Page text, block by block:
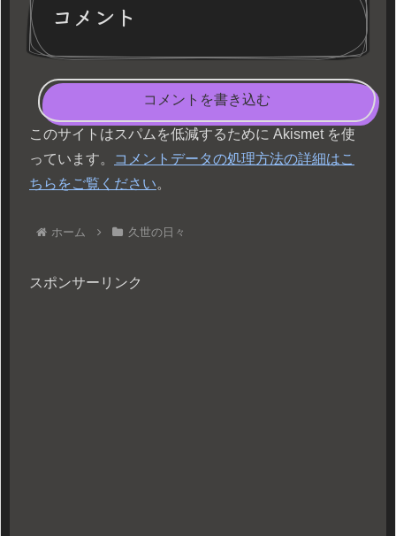
コメント
コメントを書き込む
このサイトはスパムを低減するために Akismet を使
っています。
コメントデータの処理方法の詳細はこ
ちらをご覧ください。
ホーム 久世の日々
スポンサーリンク